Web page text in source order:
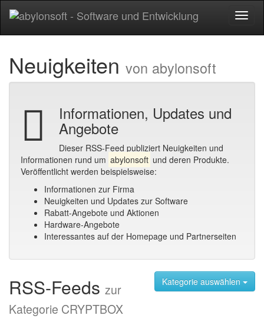
Neuigkeiten von abylonsoft
Informationen, Updates und
Angebote
Dieser RSS-Feed publiziert Neuigkeiten und
Informationen rund um abylonsoft und deren Produkte.
Veröffentlicht werden beispielsweise:
Informationen zur Firma
Neuigkeiten und Updates zur Software
Rabatt-Angebote und Aktionen
Hardware-Angebote
Interessantes auf der Homepage und Partnerseiten
Kategorie auswählen
RSS-Feeds zur
Kategorie CRYPTBOX